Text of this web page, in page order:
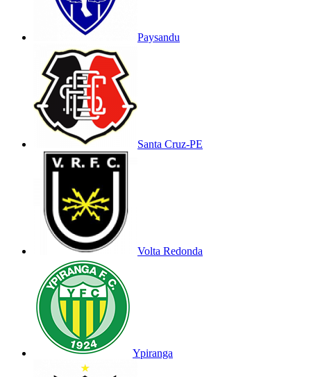
Paysandu
Santa Cruz-PE
Volta Redonda
Ypiranga